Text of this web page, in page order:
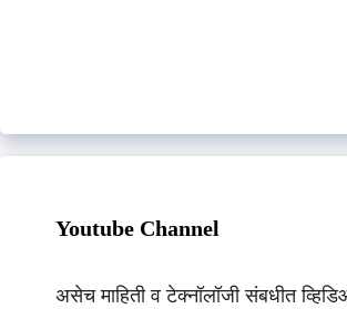
Youtube Channel
असेच माहिती व टेक्नॉलॉजी संबधीत